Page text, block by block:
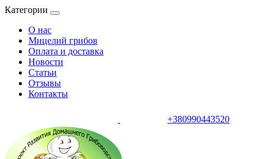
Категории
О нас
Мицелий грибов
Оплата и доставка
Новости
Статьи
Отзывы
Контакты
+380990443520